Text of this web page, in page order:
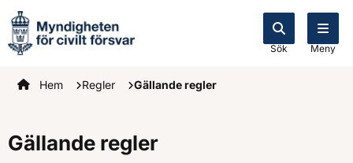
Sök Meny
Startsidan
Hem Regler Gällande regler
Gällande regler